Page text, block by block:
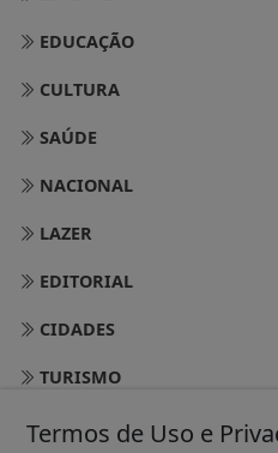
EDUCAÇÃO
CULTURA
SAÚDE
NACIONAL
LAZER
EDITORIAL
CIDADES
TURISMO
Termos de Uso e